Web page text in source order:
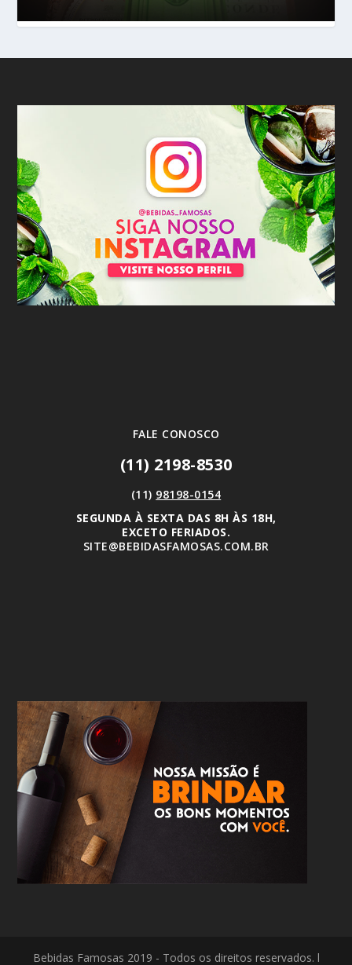
FALE CONOSCO
(11) 2198-8530
(11) 98198-0154
SEGUNDA À SEXTA DAS 8H ÀS 18H,
EXCETO FERIADOS.
SITE@BEBIDASFAMOSAS.COM.BR
Bebidas Famosas 2019 - Todos os direitos reservados. l